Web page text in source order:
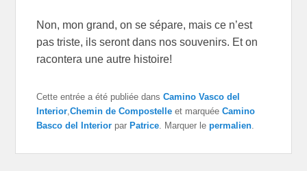
Non, mon grand, on se sépare, mais ce n’est
pas triste, ils seront dans nos souvenirs. Et on
racontera une autre histoire!
Cette entrée a été publiée dansCamino Vasco del
Interior ,Chemin de Compostelle et marquéeCamino
Basco del Interior parPatrice . Marquer lepermalien